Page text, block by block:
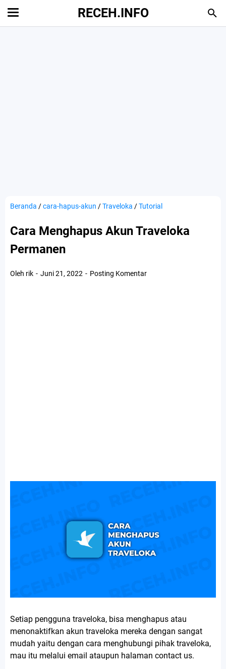
RECEH.INFO
Beranda /cara-hapus-akun /Traveloka /Tutorial
Cara Menghapus Akun Traveloka
Permanen
Oleh rik Juni 21, 2022 Posting Komentar
Setiap pengguna traveloka, bisa menghapus atau
menonaktifkan akun traveloka mereka dengan sangat
mudah yaitu dengan cara menghubungi pihak traveloka,
mau itu melalui email ataupun halaman contact us.